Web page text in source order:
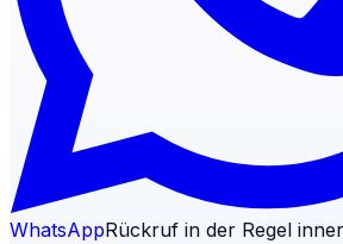
WhatsAppRückruf in der Regel